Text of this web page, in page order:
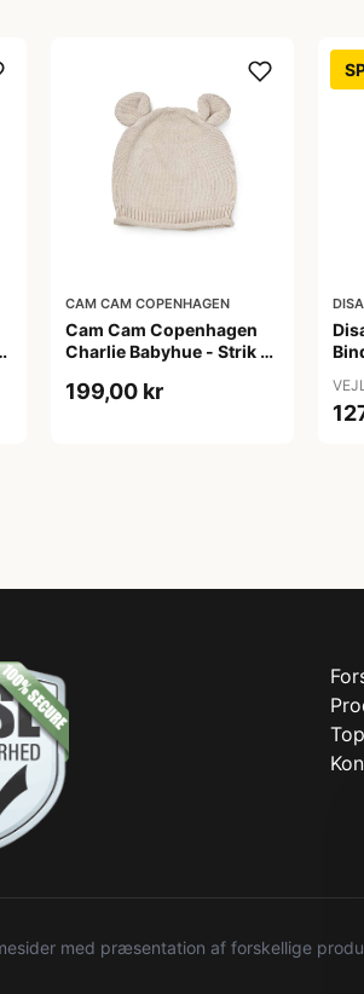
CAM CAM COPENHAGEN
Cam Cam Copenhagen
Charlie Babyhue - Strik -
199,00 kr
med præsentation af forskellige